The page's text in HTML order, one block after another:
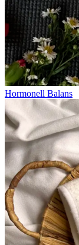
Hormonell Balans